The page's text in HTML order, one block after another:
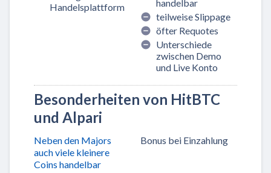
Handelsplattform
handelbar
teilweise Slippage
öfter Requotes
Unterschiede
zwischen Demo
und Live Konto
Besonderheiten von HitBTC
und Alpari
Neben den Majors
auch viele kleinere
Coins handelbar
Bonus bei Einzahlung